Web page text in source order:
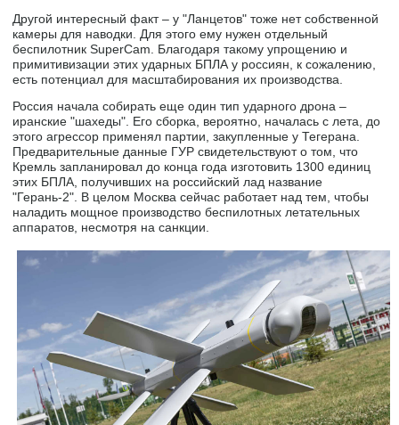
Другой интересный факт – у "Ланцетов" тоже нет собственной
камеры для наводки. Для этого ему нужен отдельный
беспилотник SuperCam. Благодаря такому упрощению и
примитивизации этих ударных БПЛА у россиян, к сожалению,
есть потенциал для масштабирования их производства.
Россия начала собирать еще один тип ударного дрона –
иранские "шахеды". Его сборка, вероятно, началась с лета, до
этого агрессор применял партии, закупленные у Тегерана.
Предварительные данные ГУР свидетельствуют о том, что
Кремль запланировал до конца года изготовить 1300 единиц
этих БПЛА, получивших на российский лад название
"Герань-2". В целом Москва сейчас работает над тем, чтобы
наладить мощное производство беспилотных летательных
аппаратов, несмотря на санкции.